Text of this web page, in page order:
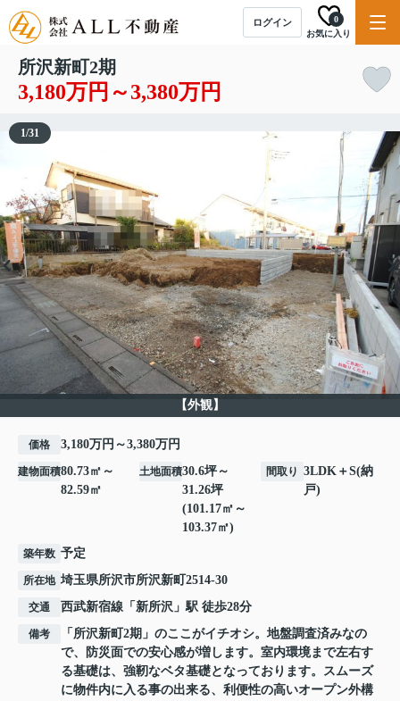
ログイン
お気に入り
0
所沢新町2期
3,180万円～3,380万円
【外観】
1/31
価格 3,180万円～3,380万円
建物面積80.73㎡～
82.59㎡
土地面積30.6坪～
31.26坪
(101.17㎡～
103.37㎡)
間取り 3LDK＋S(納
戸)
築年数 予定
所在地 埼玉県所沢市所沢新町 2514-30
交通 西武新宿線 「 新所沢 」駅 徒歩28分
備考
「所沢新町2期」のここがイチオシ。地盤調査済みなの
で、防災面での安心感が増します。室内環境まで左右す
る基礎は、強靭なベタ基礎となっております。スムーズ
に物件内に入る事の出来る、利便性の高いオープン外構